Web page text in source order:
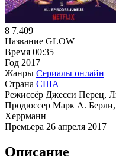
8 7.409
Название GLOW
Время 00:35
Год 2017
Жанры Сериалы онлайн
Страна США
Режиссёр Джесси Перец,
Продюссер Марк А. Берли,
Херрманн
Премьера 26 апреля 2017
Описание